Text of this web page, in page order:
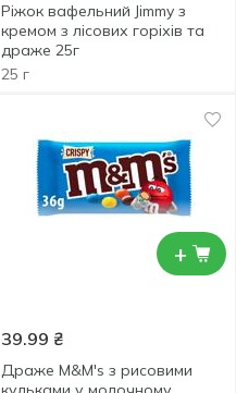
Ріжок вафельний Jimmy з
кремом з лісових горіхів та
драже 25г
25 г
+
39.99 ₴
Драже M&M's з рисовими